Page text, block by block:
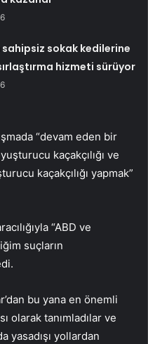
sahipsiz sokak kedilerine
hizmeti sürüyor
“devam eden bir
kaçakçılığı ve
kaçakçılığı yapmak”
“ABD ve
suçların
bu yana en önemli
olarak tanımladılar ve
yasadışı yollardan